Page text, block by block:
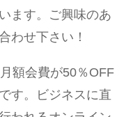
ます。ご興味のあ
わせ下さい！
額会費が50％OFF
す。ビジネスに直